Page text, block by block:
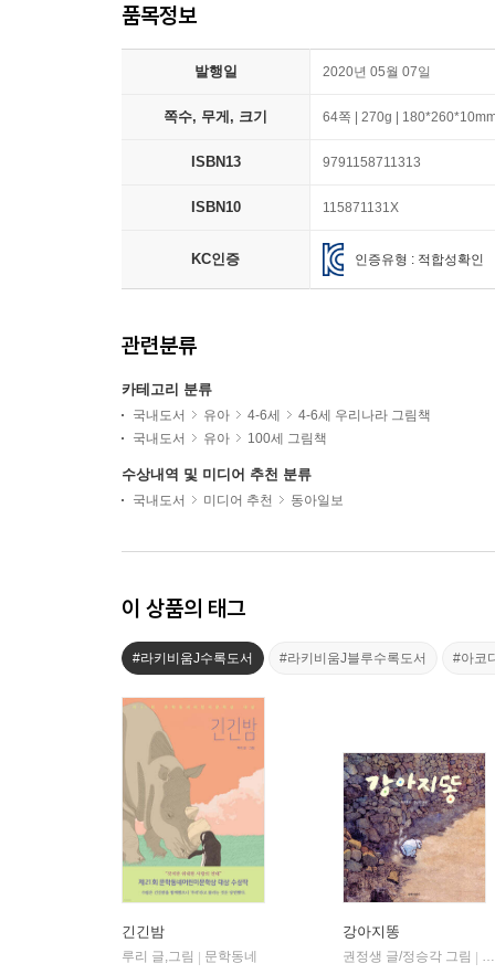
품목정보
발행일 2020년 05월 07일
쪽수, 무게, 크기 64쪽 | 270g |
ISBN13 9791158711313
ISBN10 115871131X
KC인증 인증유형 : 적합성확인
관련분류
카테고리 분류
국내도서 유아 4-6세
4-6세 우리나라 그림책
국내도서
유아 100세 그림책
수상내역 및 미디어 추천 분류
국내도서 미디어 추천 동아일보
이 상품의 태그
#라키비움J수록도서 #라키비움J블루수록도서 #아코
긴긴밤
루리 글,그림
문학동네
강아지똥
권정생 글/정승각 그림